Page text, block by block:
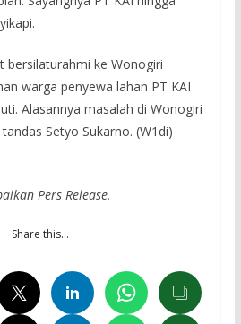
bersilaturahmi ke Wonogiri
warga penyewa lahan PT KAI
Alasannya masalah di Wonogiri
Setyo Sukarno. (W1di)
Pers Release.
Share this…